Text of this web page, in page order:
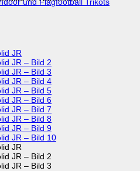
und Flagfootball Trikots